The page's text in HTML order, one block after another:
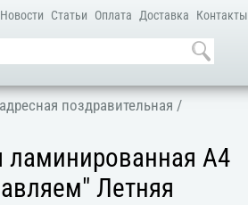
Новости Статьи Оплата Доставка Контакты
поздравительная /
ламинированная А4
Летняя